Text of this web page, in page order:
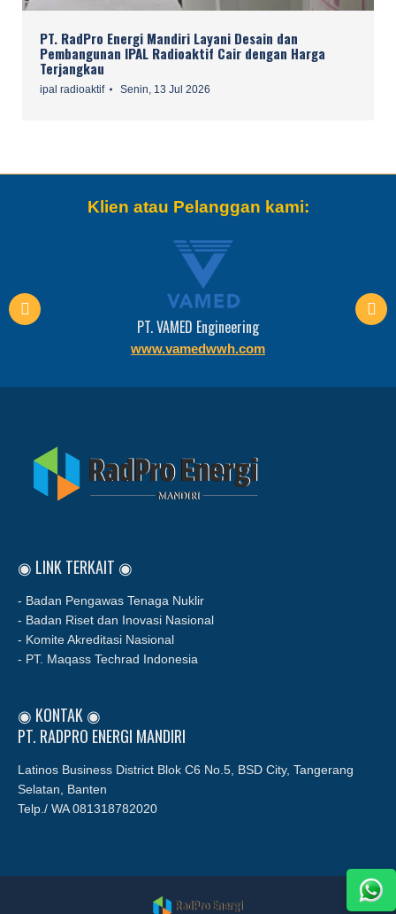
PT. RadPro Energi Mandiri Layani Desain dan
Pembangunan IPAL Radioaktif Cair dengan Harga
Terjangkau
ipal radioaktif Senin, 13 Jul 2026
Klien atau Pelanggan kami:
PT. VAMED Engineering
www.vamedwwh.com
◉ LINK TERKAIT ◉
- Badan Pengawas Tenaga Nuklir
- Badan Riset dan Inovasi Nasional
- Komite Akreditasi Nasional
- PT. Maqass Techrad Indonesia
◉ KONTAK ◉
PT. RADPRO ENERGI MANDIRI
Latinos Business District Blok C6 No.5, BSD City, Tangerang
Selatan, Banten
Telp./ WA081318782020